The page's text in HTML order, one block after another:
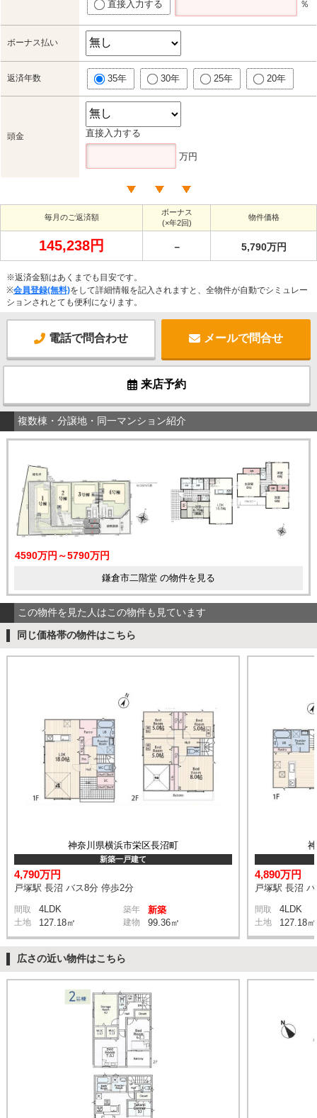
直接入力する ％
ボーナス払い
返済年数 35年 30年 25年 20年
頭金 直接入力する
万円
毎月のご返済額
ボーナス
(×年2回)
物件価格
145,238円 － 5,790万円
※返済金額はあくまでも目安です。
※会員登録(無料)をして詳細情報を記入されますと、全物件が自動でシミュレー
ションされとても便利になります。
電話で問合わせ メールで問合せ
来店予約
複数棟・分譲地・同一マンション紹介
4590万円～5790万円
鎌倉市二階堂 の物件を見る
この物件を見た人はこの物件も見ています
同じ価格帯の物件はこちら
神奈川県横浜市栄区長沼町
新築一戸建て
4,790万円
戸塚駅 長沼 バス8分 停歩2分
間取 4LDK 築年 新築
土地 127.18㎡ 建物 99.36㎡
4,890万円
戸塚駅 長沼
間取 4LDK
土地 127.18㎡
広さの近い物件はこちら